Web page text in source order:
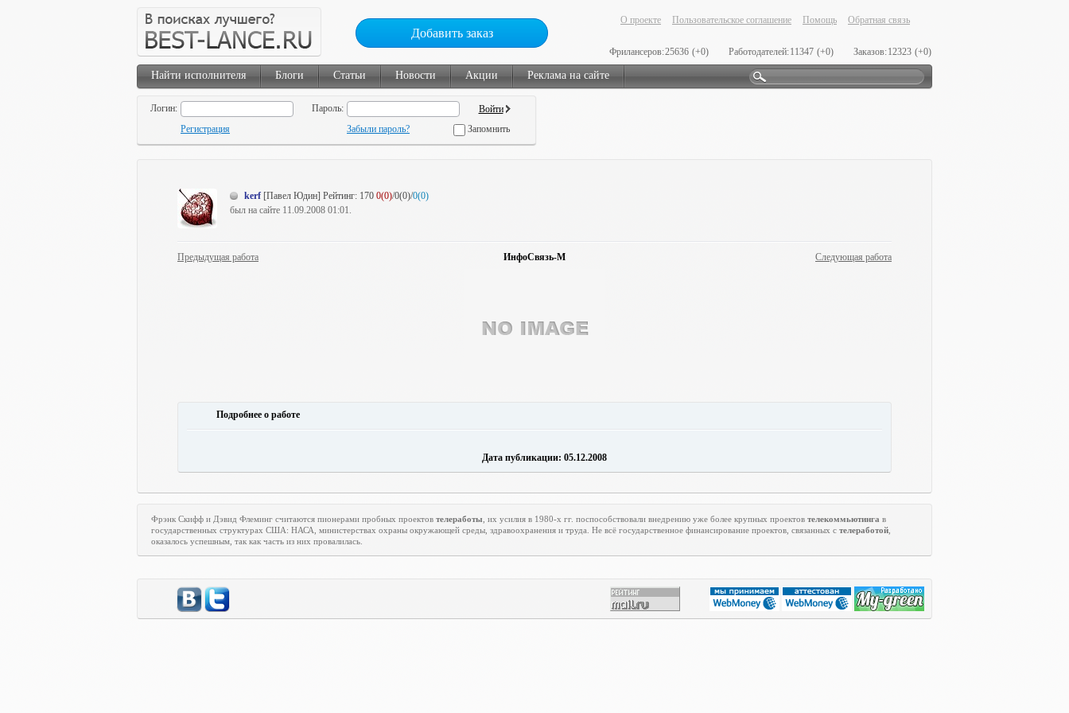
Добавить заказ
О проекте Пользовательское соглашение Помощь Обратная связь
Фрилансеров:25636 (+0) Работодателей:11347 (+0) Заказов:12323 (+0)
Найти исполнителя Блоги Статьи Новости Акции Реклама на сайте
Логин:
Пароль:
Регистрация
Забыли пароль? Запомнить
kerf [Павел Юдин] Рейтинг: 170 0(0)/0(0)/0(0)
был на сайте 11.09.2008 01:01.
Предыдущая работа Следующая работа
ИнфоСвязь-М
Подробнее о работе
Дата публикации: 05.12.2008
Фрэнк Скифф и Дэвид Флеминг считаются пионерами пробных проектов телеработы , их усилия в 1980-х гг. поспособствовали внедрению уже более крупных проектов телекоммьютинга в
государственных структурах США: НАСА, министерствах охраны окружающей среды, здравоохранения и труда. Не всё государственное финансирование проектов, связанных с телеработой
оказалось успешным, так как часть из них провалилась.